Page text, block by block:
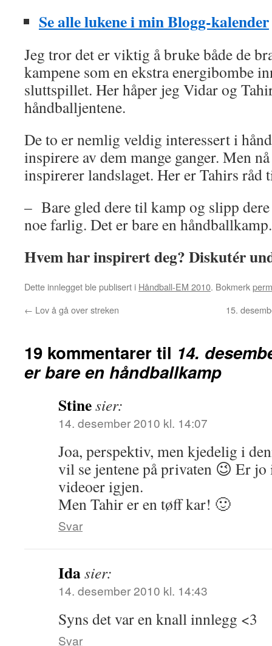
Se alle lukene i min Blogg-kalender
Jeg tror det er viktig å bruke både de
kampene som en ekstra energibombe
sluttspillet. Her håper jeg Vidar og
håndballjentene.
De to er nemlig veldig interessert i
inspirere av dem mange ganger. Men
inspirerer landslaget. Her er Tahirs råd
– Bare gled dere til kamp og slipp
noe farlig. Det er bare en håndballkamp.
Hvem har inspirert deg? Diskutér
Dette innlegget ble publisert i Håndball-EM 2010. Bokmerk
← Lov å gå over streken 15.
19 kommentarer til 14.
er bare en håndballkamp
Stinesier:
14. desember 2010 kl. 14:07
Joa, perspektiv, men kjedelig i
vil se jentene på privaten 😉 Er jo
videoer igjen.
Men Tahir er en tøff kar! 🙂
Svar
Idasier:
14. desember 2010 kl. 14:43
Syns det var en knall innlegg <3
Svar